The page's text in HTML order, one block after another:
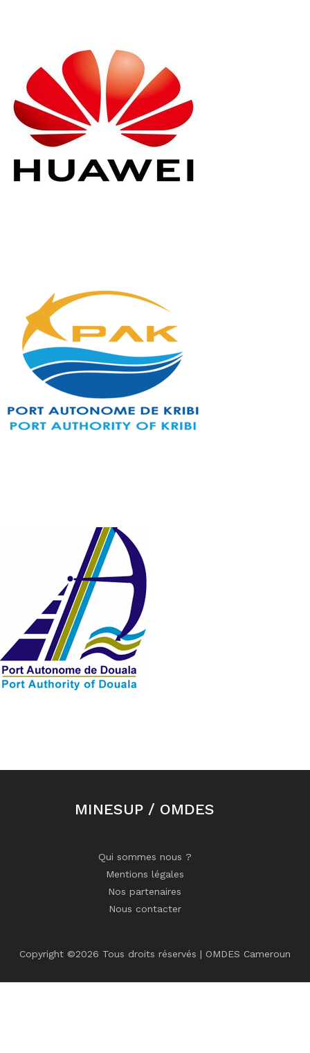
MINESUP / OMDES
Qui sommes nous ?
Mentions légales
Nos partenaires
Nous contacter
Copyright ©2026 Tous droits réservés | OMDES Cameroun